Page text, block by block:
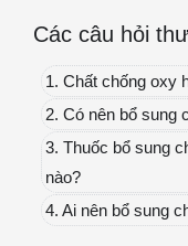
Các câu hỏi
1. Chất chống oxy
2. Có nên bổ sung
3. Thuốc bổ sung
nào?
4. Ai nên bổ sung